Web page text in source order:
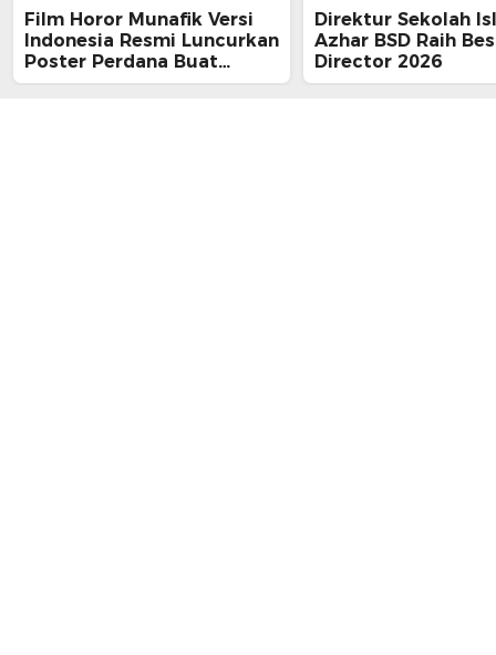
Film Horor Munafik Versi
Indonesia Resmi Luncurkan
Poster Perdana Buat
Kesan Spiritual Religi
Direktur Sekolah
Azhar BSD Raih
Director 2026